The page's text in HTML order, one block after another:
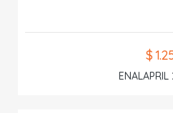
$
ENALAPRIL